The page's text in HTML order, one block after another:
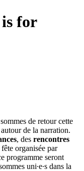
is for
de retour cette
de la narration.
, des rencontres
organisée par
programme seront
uni∙e∙s dans la